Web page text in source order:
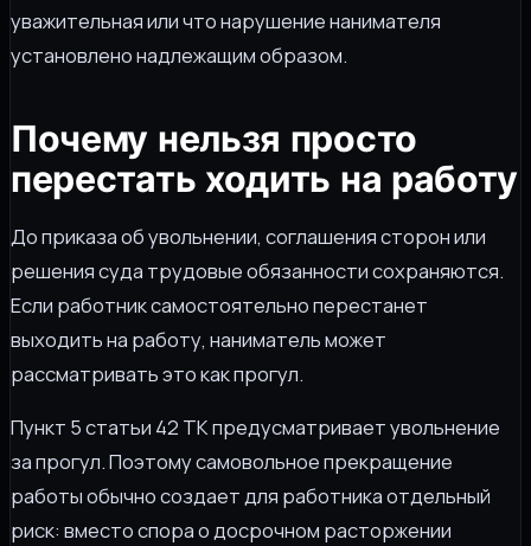
уважительная или что нарушение нанимателя
установлено надлежащим образом.
Почему нельзя просто
перестать ходить на работу
До приказа об увольнении, соглашения сторон или
решения суда трудовые обязанности сохраняются.
Если работник самостоятельно перестанет
выходить на работу, наниматель может
рассматривать это как прогул.
Пункт 5 статьи 42 ТК предусматривает увольнение
за прогул. Поэтому самовольное прекращение
работы обычно создает для работника отдельный
риск: вместо спора о досрочном расторжении